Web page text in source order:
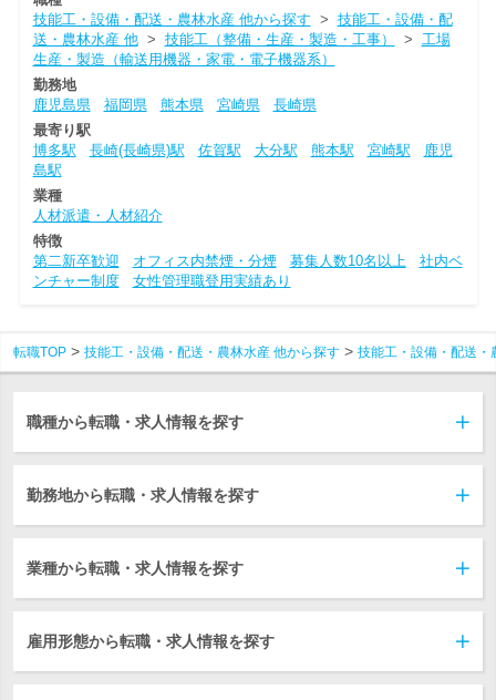
技能工・設備・配送・農林水産 他から探す > 技能工・設備・配
送・農林水産 他> 技能工（整備・生産・製造・工事） > 工場
生産・製造（輸送用機器・家電・電子機器系）
勤務地
鹿児島県
福岡県 熊本県 宮崎県
長崎県
最寄り駅
博多駅
長崎(長崎県)駅 佐賀駅 大分駅 熊本駅 宮崎駅
鹿児
島駅
業種
人材派遣・人材紹介
特徴
第二新卒歓迎
オフィス内禁煙・分煙 募集人数10名以上
社内ベ
ンチャー制度
女性管理職登用実績あり
転職TOP 技能工・設備・配送・農林水産 他から探す 技能工・設備・配送・
職種から転職・求人情報を探す
勤務地から転職・求人情報を探す
業種から転職・求人情報を探す
雇用形態から転職・求人情報を探す